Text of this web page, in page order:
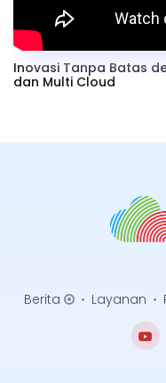
Inovasi Tanpa Batas
dan Multi Cloud
Berita
• Layanan •